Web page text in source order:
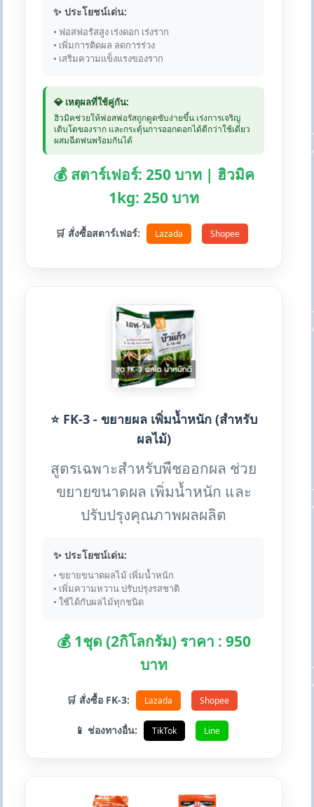
✨ ประโยชน์เด่น:
• ฟอสฟอรัสสูง เร่งดอก เร่งราก
• เพิ่มการติดผล ลดการร่วง
• เสริมความแข็งแรงของราก
💎 เหตุผลที่ใช้คู่กัน:
ฮิวมิคช่วยให้ฟอสฟอรัสถูกดูดซับง่ายขึ้น เร่งการเจริญ
เติบโตของราก และกระตุ้นการออกดอกได้ดีกว่าใช้เดี่ยว
ผสมฉีดพ่นพร้อมกันได้
💰 สตาร์เฟอร์: 250 บาท | ฮิวมิค
1kg: 250 บาท
🛒 สั่งซื้อสตาร์เฟอร์: Lazada Shopee
⭐ FK-3 - ขยายผล เพิ่มน้ำหนัก (สำหรับ
ผลไม้)
สูตรเฉพาะสำหรับพืชออกผล ช่วย
ขยายขนาดผล เพิ่มน้ำหนัก และ
ปรับปรุงคุณภาพผลผลิต
✨ ประโยชน์เด่น:
• ขยายขนาดผลไม้ เพิ่มน้ำหนัก
• เพิ่มความหวาน ปรับปรุงรสชาติ
• ใช้ได้กับผลไม้ทุกชนิด
💰 1ชุด (2กิโลกรัม) ราคา : 950
บาท
🛒 สั่งซื้อ FK-3: Lazada Shopee
📱 ช่องทางอื่น: TikTok Line